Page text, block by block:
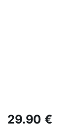
29.90€